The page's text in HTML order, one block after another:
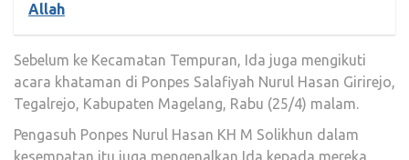
Allah
Sebelum ke Kecamatan Tempuran, Ida juga mengikuti
acara khataman di Ponpes Salafiyah Nurul Hasan Girirejo,
Tegalrejo, Kabupaten Magelang, Rabu (25/4) malam.
Pengasuh Ponpes Nurul Hasan KH M Solikhun dalam